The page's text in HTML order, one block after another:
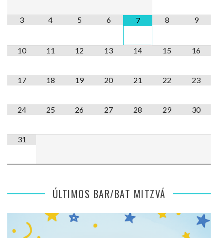
3 4 5 6 7 8 9
10 11 12 13 14 15 16
17 18 19 20 21 22 23
24 25 26 27 28 29 30
31
ÚLTIMOS BAR/BAT MITZVÁ